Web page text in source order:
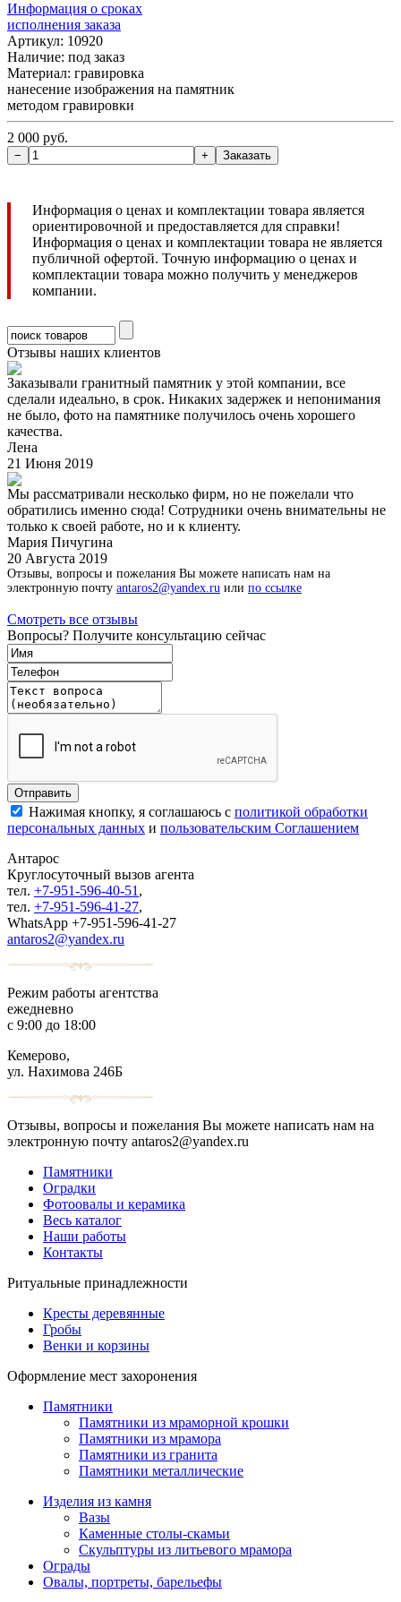
Информация о сроках
исполнения заказа
Артикул: 10920
Наличие: под заказ
Материал: гравировка
нанесение изображения на памятник
методом гравировки
2 000 руб.
Информация о ценах и комплектации товара является
ориентировочной и предоставляется для справки!
Информация о ценах и комплектации товара не является
публичной офертой. Точную информацию о ценах и
комплектации товара можно получить у менеджеров
компании.
Отзывы наших клиентов
Заказывали гранитный памятник у этой компании, все
сделали идеально, в срок. Никаких задержек и непонимания
не было, фото на памятнике получилось очень хорошего
качества.
Лена
21 Июня 2019
Мы рассматривали несколько фирм, но не пожелали что
обратились именно сюда! Сотрудники очень внимательны не
только к своей работе, но и к клиенту.
Мария Пичугина
20 Августа 2019
Отзывы, вопросы и пожелания Вы можете написать нам на
электронную почту antaros2@yandex.ru или по ссылке
Смотреть все отзывы
Вопросы? Получите консультацию сейчас
Нажимая кнопку, я соглашаюсь с политикой обработки
персональных данных и пользовательским Соглашением
Антарос
Круглосуточный вызов агента
тел. +7-951-596-40-51 ,
тел. +7-951-596-41-27,
WhatsApp +7-951-596-41-27
antaros2@yandex.ru
Режим работы агентства
ежедневно
с 9:00 до 18:00
Кемерово,
ул. Нахимова 246Б
Отзывы, вопросы и пожелания Вы можете написать нам на
электронную почту antaros2@yandex.ru
Памятники
Оградки
Фотоовалы и керамика
Весь каталог
Наши работы
Контакты
Ритуальные принадлежности
Кресты деревянные
Гробы
Венки и корзины
Оформление мест захоронения
Памятники
Памятники из мраморной крошки
Памятники из мрамора
Памятники из гранита
Памятники металлические
Изделия из камня
Вазы
Каменные столы-скамьи
Скульптуры из литьевого мрамора
Ограды
Овалы, портреты, барельефы